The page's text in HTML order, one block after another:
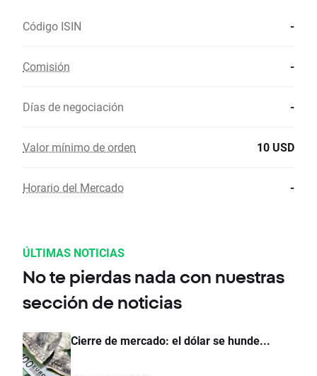
Código ISIN -
Comisión -
Días de negociación -
Valor mínimo de orden 10 USD
Horario del Mercado -
ÚLTIMAS NOTICIAS
No te pierdas nada con nuestras
sección de noticias
Cierre de mercado: el dólar se hunde...